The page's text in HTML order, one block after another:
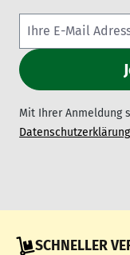
Mit Ihrer Anmeldung
Datenschutzerklärung
SCHNELLER